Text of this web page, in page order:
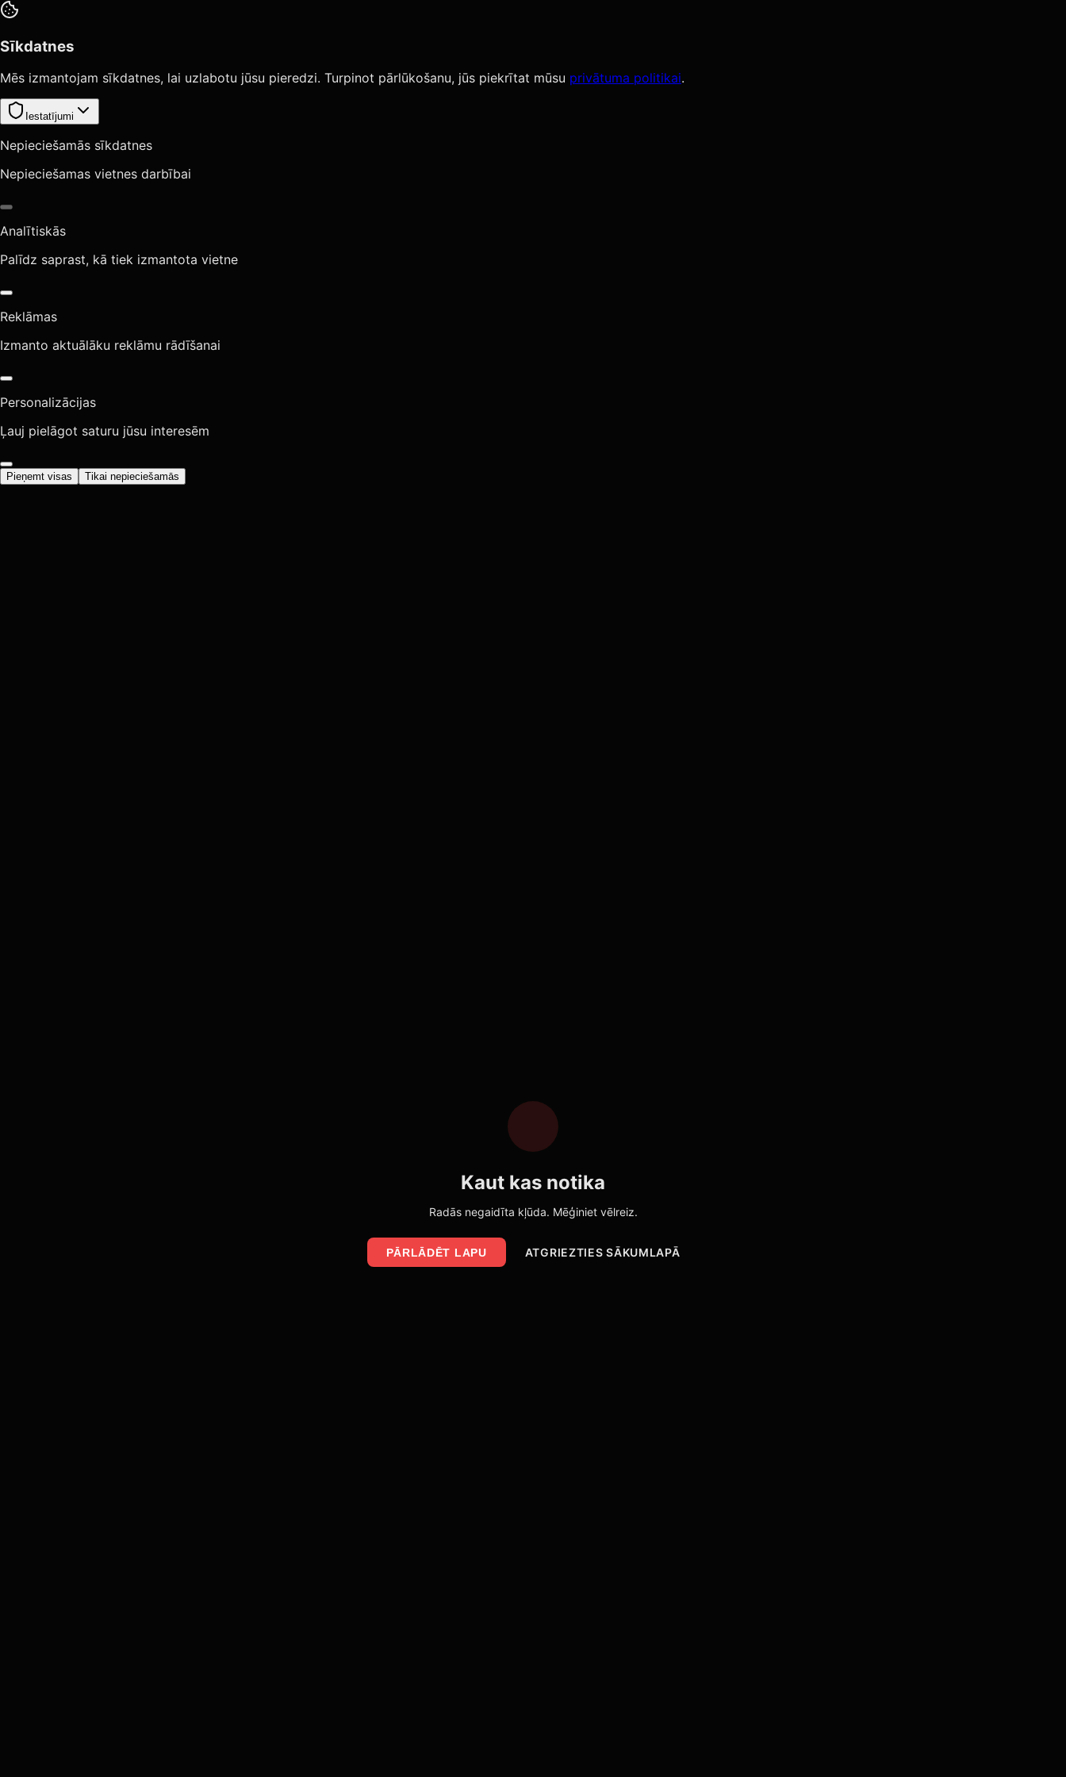
Sīkdatnes
Mēs izmantojam sīkdatnes, lai uzlabotu jūsu pieredzi. Turpinot pārlūkošanu, jūs piekrītat mūsu privātuma politikai.
Iestatījumi
Nepieciešamās sīkdatnes
Nepieciešamas vietnes darbībai
Analītiskās
Palīdz saprast, kā tiek izmantota vietne
Reklāmas
Izmanto aktuālāku reklāmu rādīšanai
Personalizācijas
Ļauj pielāgot saturu jūsu interesēm
Pieņemt visas Tikai nepieciešamās
Kaut kas notika
Radās negaidīta kļūda. Mēģiniet vēlreiz.
PĀRLĀDĒT LAPU ATGRIEZTIES SĀKUMLAPĀ